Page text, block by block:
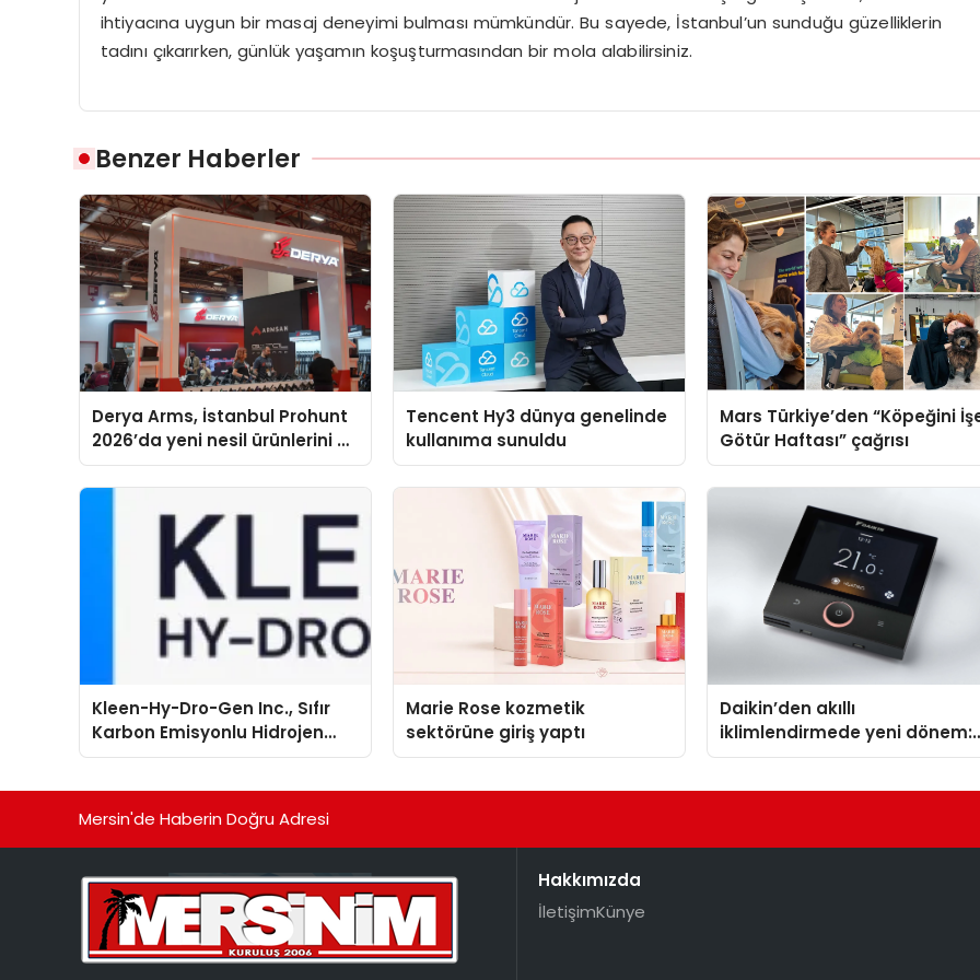
ihtiyacına uygun bir masaj deneyimi bulması mümkündür. Bu sayede, İstanbul’un sunduğu güzelliklerin
tadını çıkarırken, günlük yaşamın koşuşturmasından bir mola alabilirsiniz.
Benzer Haberler
Derya Arms, İstanbul Prohunt
2026’da yeni nesil ürünlerini ve
global marka vizyonunu
sergiledi
Tencent Hy3 dünya genelinde
kullanıma sunuldu
Mars Türkiye’den “Köpeğini
Götür Haftası” çağrısı
Kleen-Hy-Dro-Gen Inc., Sıfır
Karbon Emisyonlu Hidrojen
Isıtma Teknolojisinde ISO ve
Marie Rose kozmetik
sektörüne giriş yaptı
Daikin’den akıllı
iklimlendirmede yeni dönem:
Madoka Plus Türkiye’de
Mersin'de Haberin Doğru Adresi
Hakkımızda
İletişimKünye